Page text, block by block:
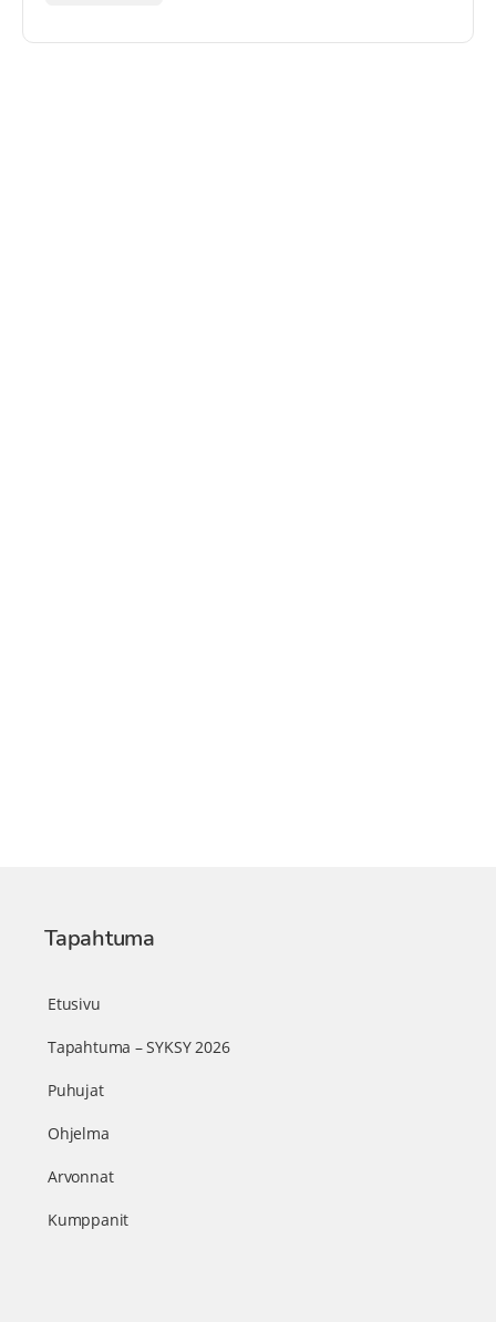
Tapahtuma
Etusivu
Tapahtuma – SYKSY 2026
Puhujat
Ohjelma
Arvonnat
Kumppanit